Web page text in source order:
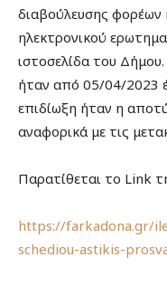
διαβούλευσης φορέων
ηλεκτρονικού
ιστοσελίδα του
ήταν από 05/04/2023
επιδίωξη ήταν η
αναφορικά με τις
Παρατίθεται το Link
https://farkadona.gr/
schediou-astikis-